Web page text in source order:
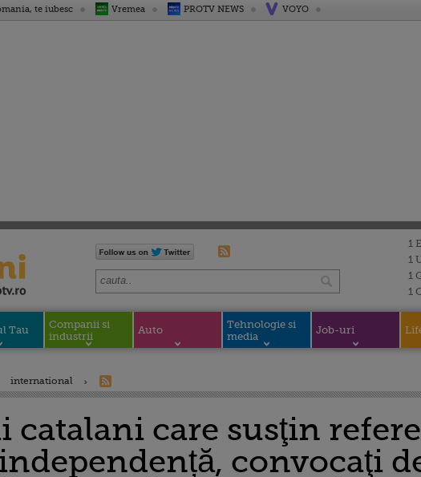
te iubesc Vremea PROTV NEWS VOYO
1
1
1
1
Tau
Companii si
industrii
Auto
Tehnologie si
media
Job-uri
international
catalani care susţin
convocaţi